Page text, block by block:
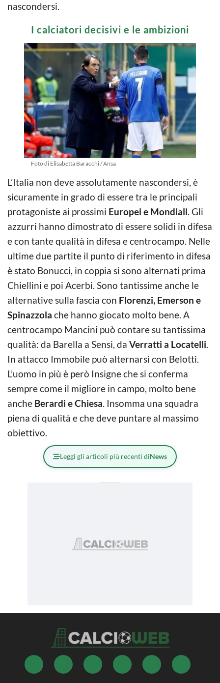
nascondersi.
I calciatori decisivi e le ambizioni
Foto di Elisabetta Baracchi / Ansa
L’Italia non deve assolutamente nascondersi, è
sicuramente in grado di essere tra le principali
protagoniste ai prossimi Europei e Mondiali. Gli
azzurri hanno dimostrato di essere solidi in difesa
e con tante qualità in difesa e centrocampo. Nelle
ultime due partite il punto di riferimento in difesa
è stato Bonucci, in coppia si sono alternati prima
Chiellini e poi Acerbi. Sono tantissime anche le
alternative sulla fascia con Florenzi, Emerson e
Spinazzola che hanno giocato molto bene. A
centrocampo Mancini può contare su tantissima
qualità: da Barella a Sensi, da Verratti a Locatelli.
In attacco Immobile può alternarsi con Belotti.
L’uomo in più è però Insigne che si conferma
sempre come il migliore in campo, molto bene
anche Berardi e Chiesa. Insomma una squadra
piena di qualità e che deve puntare al massimo
obiettivo.
Leggi gli articoli più recenti diNews